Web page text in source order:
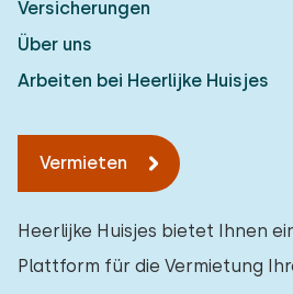
Versicherungen
Über uns
Arbeiten bei Heerlijke Huisjes
Vermieten
Heerlijke Huisjes bietet Ihnen
Plattform für die Vermietung